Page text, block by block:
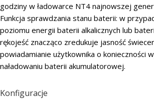
godziny w ładowarce NT4 najnowszej
Funkcja sprawdzania stanu baterii: w
poziomu energii baterii alkalicznych lub
rękojeść znacząco zredukuje jasność
powiadamianie użytkownika o konieczności
naładowaniu baterii akumulatorowej.
Konfiguracje